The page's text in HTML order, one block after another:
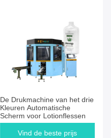
De Drukmachine van het drie
Kleuren Automatische
Scherm voor Lotionflessen
Vind de beste prijs